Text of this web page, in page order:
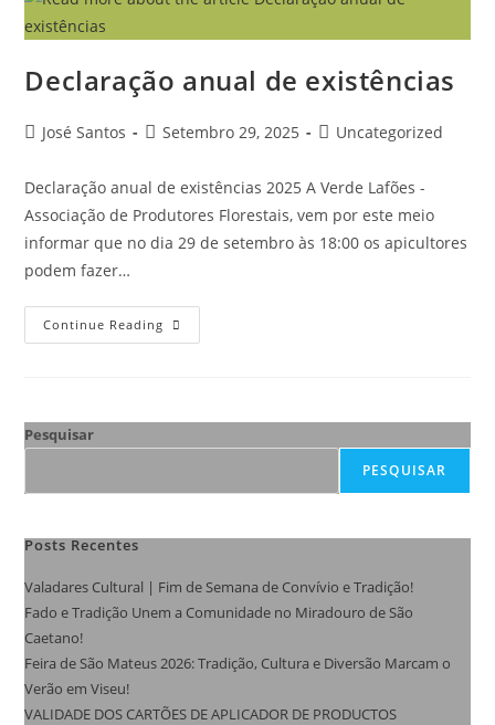
Declaração anual de existências
José Santos Setembro 29, 2025 Uncategorized
Declaração anual de existências 2025 A Verde Lafões -
Associação de Produtores Florestais, vem por este meio
informar que no dia 29 de setembro às 18:00 os apicultores
podem fazer…
Continue Reading
Pesquisar
PESQUISAR
Posts Recentes
Valadares Cultural | Fim de Semana de Convívio e Tradição!
Fado e Tradição Unem a Comunidade no Miradouro de São
Caetano!
Feira de São Mateus 2026: Tradição, Cultura e Diversão Marcam o
Verão em Viseu!
VALIDADE DOS CARTÕES DE APLICADOR DE PRODUCTOS